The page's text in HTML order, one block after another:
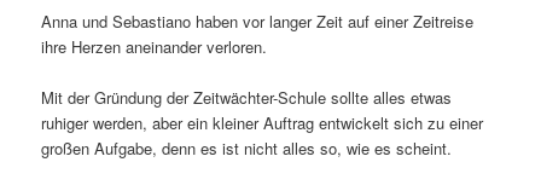
Anna und Sebastiano haben vor langer Zeit auf einer Zeitreise
ihre Herzen aneinander verloren.
Mit der Gründung der Zeitwächter-Schule sollte alles etwas
ruhiger werden, aber ein kleiner Auftrag entwickelt sich zu einer
großen Aufgabe, denn es ist nicht alles so, wie es scheint.